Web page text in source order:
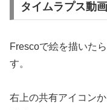
タイムラプス動
Frescoで絵を描いた
す。
右上の共有アイコン